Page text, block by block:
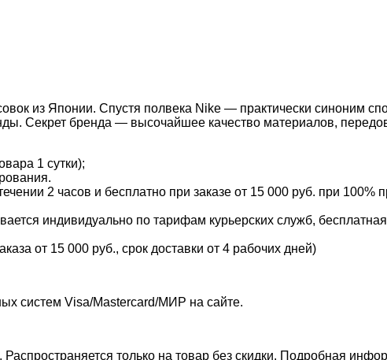
из Японии. Спустя полвека Nike — практически синоним
Секрет бренда — высочайшее качество материалов,
1 сутки);
2 часов и бесплатно при заказе от 15 000 руб. при 100%
индивидуально по тарифам курьерских служб,
от 15 000 руб., срок доставки от 4 рабочих дней)
систем Visa/Mastercard/МИР на сайте.
только на товар без скидки. Подробная